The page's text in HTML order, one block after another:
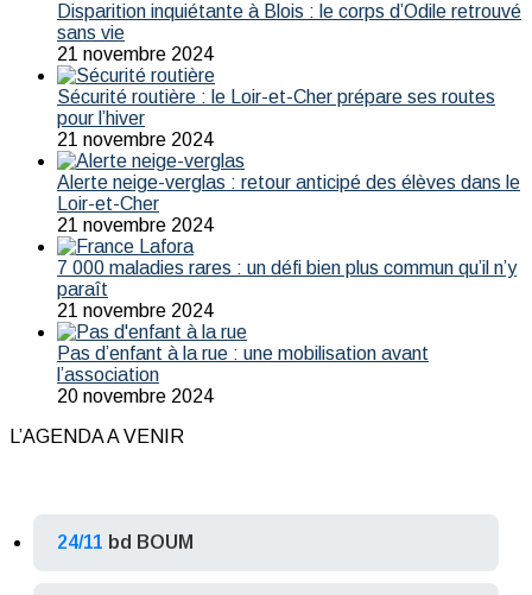
Disparition inquiétante à Blois : le corps d’Odile retrouvé
sans vie
21 novembre 2024
Sécurité routière : le Loir-et-Cher prépare ses routes
pour l’hiver
21 novembre 2024
Alerte neige-verglas : retour anticipé des élèves dans le
Loir-et-Cher
21 novembre 2024
7 000 maladies rares : un défi bien plus commun qu’il n’y
paraît
21 novembre 2024
Pas d’enfant à la rue : une mobilisation avant
l’association
20 novembre 2024
L’AGENDA A VENIR
24/11 bd BOUM